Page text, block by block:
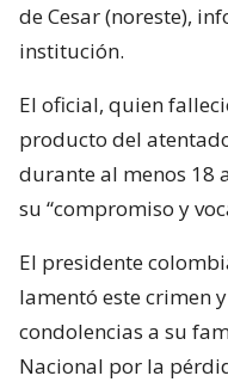
de Cesar (noreste),
institución.
El oficial, quien
producto del
durante al menos 18
su “compromiso y
El presidente
lamentó este crimen
condolencias a su
Nacional por la